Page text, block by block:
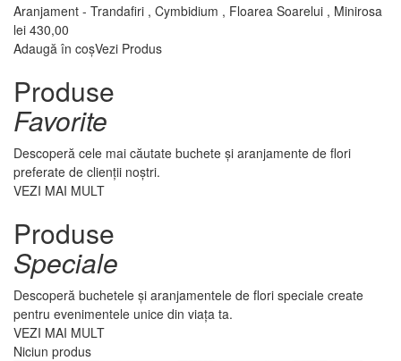
Aranjament - Trandafiri , Cymbidium , Floarea Soarelui , Minirosa
lei 430,00
Adaugă în coșVezi Produs
Produse
Favorite
Descoperă cele mai căutate buchete și aranjamente de flori
preferate de clienții noștri.
VEZI MAI MULT
Produse
Speciale
Descoperă buchetele și aranjamentele de flori speciale create
pentru evenimentele unice din viața ta.
VEZI MAI MULT
Niciun produs